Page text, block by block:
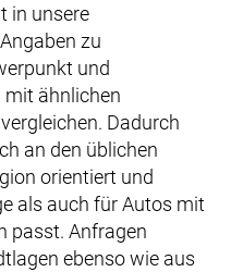
in unsere
zu
und
mit ähnlichen
Dadurch
an den üblichen
orientiert und
als auch für Autos mit
passt. Anfragen
ebenso wie aus